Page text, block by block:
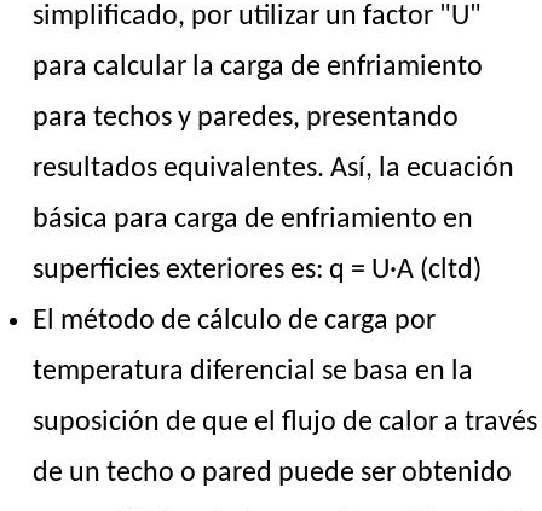
simplificado, por utilizar un factor "U"
para calcular la carga de enfriamiento
para techos y paredes, presentando
resultados equivalentes. Así, la ecuación
básica para carga de enfriamiento en
superficies exteriores es: q = U·A (cltd)
El método de cálculo de carga por
temperatura diferencial se basa en la
suposición de que el flujo de calor a través
de un techo o pared puede ser obtenido